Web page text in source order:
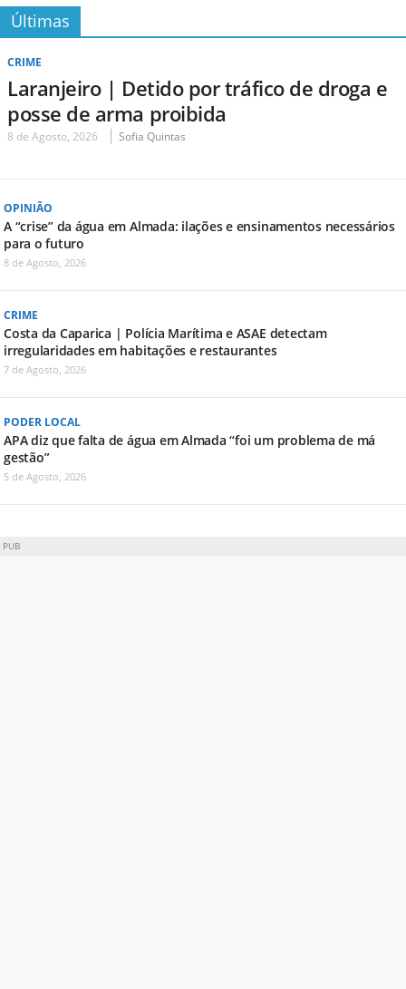
Últimas
CRIME
Laranjeiro | Detido por tráfico de droga e
posse de arma proibida
8 de Agosto, 2026 Sofia Quintas
OPINIÃO
A “crise” da água em Almada: ilações e ensinamentos necessários
para o futuro
8 de Agosto, 2026
CRIME
Costa da Caparica | Polícia Marítima e ASAE detectam
irregularidades em habitações e restaurantes
7 de Agosto, 2026
PODER LOCAL
APA diz que falta de água em Almada “foi um problema de má
gestão”
5 de Agosto, 2026
PUB